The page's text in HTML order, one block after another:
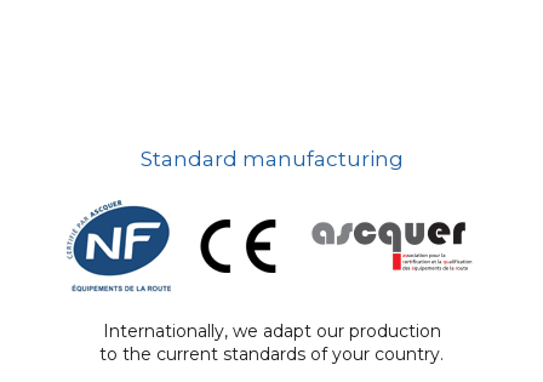
Standard manufacturing
Internationally, we adapt our production
to the current standards of your country.